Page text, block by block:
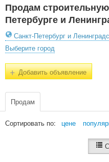
Продам
Петербурге и
Санкт-Петербург и
Выберите город
+Добавить объявление
Продам
Сортировать по: цене